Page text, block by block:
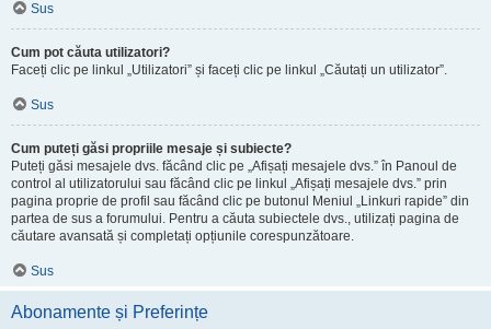
Sus
Cum pot căuta utilizatori?
Faceți clic pe linkul „Utilizatori” și faceți clic pe linkul „Căutați un utilizator”.
Sus
Cum puteți găsi propriile mesaje și subiecte?
Puteți găsi mesajele dvs. făcând clic pe „Afișați mesajele dvs.” în Panoul de
control al utilizatorului sau făcând clic pe linkul „Afișați mesajele dvs.” prin
pagina proprie de profil sau făcând clic pe butonul Meniul „Linkuri rapide” din
partea de sus a forumului. Pentru a căuta subiectele dvs., utilizați pagina de
căutare avansată și completați opțiunile corespunzătoare.
Sus
Abonamente și Preferințe